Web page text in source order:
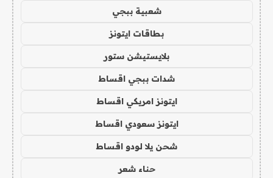
شعبية ببجي
بطاقات ايتونز
بلايستيشن ستور
شدات ببجي اقساط
ايتونز امريكي اقساط
ايتونز سعودي اقساط
شحن يلا لودو اقساط
حناء شعر